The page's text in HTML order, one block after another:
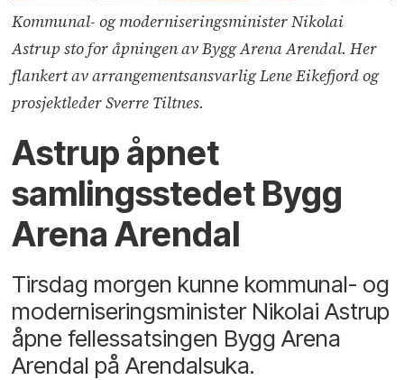
Kommunal- og moderniseringsminister Nikolai
Astrup sto for åpningen av Bygg Arena Arendal. Her
flankert av arrangementsansvarlig Lene Eikefjord og
prosjektleder Sverre Tiltnes.
Astrup åpnet
samlingsstedet Bygg
Arena Arendal
Tirsdag morgen kunne kommunal- og
moderniseringsminister Nikolai Astrup
åpne fellessatsingen Bygg Arena
Arendal på Arendalsuka.